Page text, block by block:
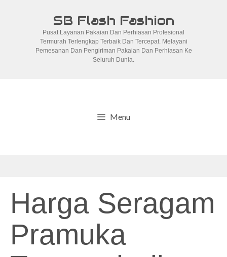
SB Flash Fashion
Pusat Layanan Pakaian Dan Perhiasan Profesional
Termurah Terlengkap Terbaik Dan Tercepat. Melayani
Pemesanan Dan Pengiriman Pakaian Dan Perhiasan Ke
Seluruh Dunia.
Menu
Harga Seragam
Pramuka